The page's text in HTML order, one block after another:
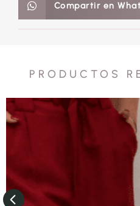
Compartir en
PRODUCTOS